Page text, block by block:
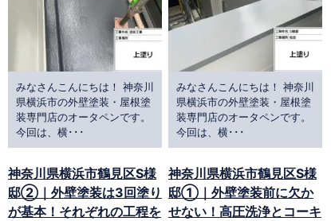
みなさんこんにちは！ 神奈川
県横浜市の外壁塗装・屋根塗
装専門店のオータペンです。
今回は、横･･･
みなさんこんにちは！ 神奈川
県横浜市の外壁塗装・屋根塗
装専門店のオータペンです。
今回は、横･･･
神奈川県横浜市鶴見区S様
邸②｜外壁塗装は3回塗り
が基本！それぞれの工程を
神奈川県横浜市鶴見区S様
邸①｜外壁塗装前に欠か
せない！高圧洗浄とコーキ